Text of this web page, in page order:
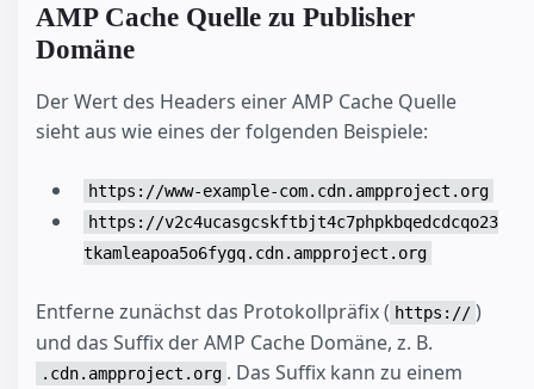
AMP Cache Quelle zu Publisher
Domäne
Der Wert des Headers einer AMP Cache Quelle
sieht aus wie eines der folgenden Beispiele:
https://www-example-com.cdn.ampproject.org
https://v2c4ucasgcskftbjt4c7phpkbqedcdcqo23
tkamleapoa5o6fygq.cdn.ampproject.org
Entferne zunächst das Protokollpräfix ( https:// )
und das Suffix der AMP Cache Domäne, z. B.
.cdn.ampproject.org . Das Suffix kann zu einem